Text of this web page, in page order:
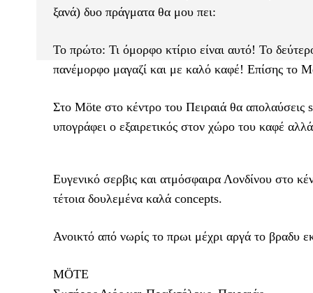
ξανά) δυο πράγματα θα μου πει:
Το πρώτο: Τι όμορφο κτίριο είναι αυτό! Το
πανέμορφο μαγαζί και με καλό καφέ! Επίσης το
Στο Μöte στο κέντρο του Πειραιά θα
υπογράφει ο εξαιρετικός στον χώρο του καφέ
Ευγενικό σερβις και ατμόσφαιρα Λονδίνου στο
τέτοια δουλεμένα καλά concepts.
Ανοικτό από νωρίς το πρωι μέχρι αργά το βραδυ
MÖTE